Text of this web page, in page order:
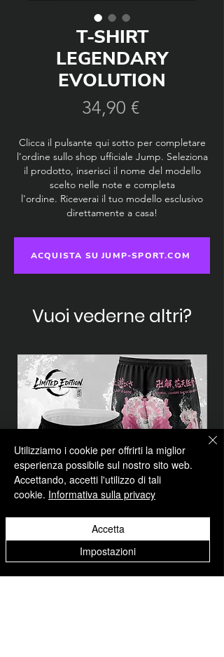
T-SHIRT
LEGENDARY
EVOLUTION
34,90 €Prezzo
Clicca il pulsante qui sotto per completare
l'ordine sullo shop ufficiale Jump. Seleziona
il prodotto, inserisci il nome del modello
scelto nelle note e completa
l'ordine. Riceverai il tuo modello esclusivo
direttamente a casa!
ACQUISTA SU JUMP-SPORT.COM
Vuoi vederne altri?
PANTALONCINO SOUL REAPER -
Utilizziamo i cookie per offrirti la miglior
esperienza possibile sul nostro sito web.
Accettando, accetti l'utilizzo di tali
cookie. Informativa sulla privacy
Impostazioni
Accetta